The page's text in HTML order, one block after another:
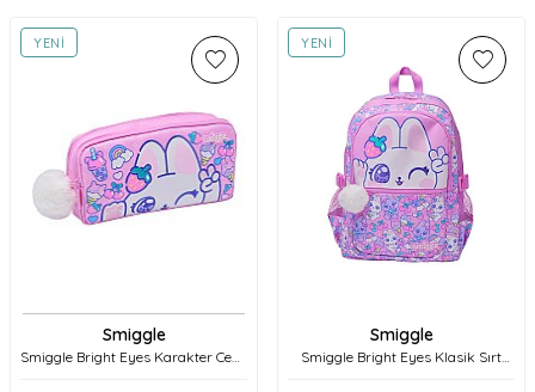
YENI
Smiggle
Smiggle Bright Eyes Karakter Cepli
YENI
Smiggle
Smiggle Bright Eyes Klasik Sırt